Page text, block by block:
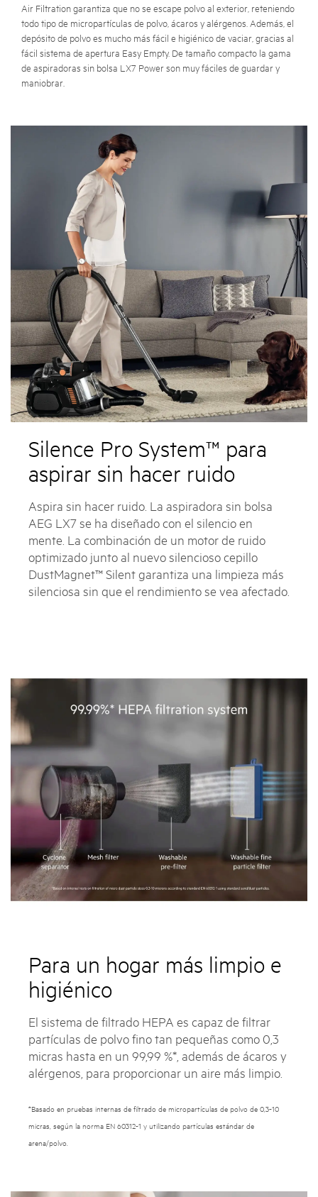
Air Filtration garantiza que no se escape polvo al exterior, reteniendo
todo tipo de micropartículas de polvo, ácaros y alérgenos. Además, el
depósito de polvo es mucho más fácil e higiénico de vaciar, gracias al
fácil sistema de apertura Easy Empty. De tamaño compacto la gama
de aspiradoras sin bolsa LX7 Power son muy fáciles de guardar y
maniobrar.
Silence Pro System™ para
aspirar sin hacer ruido
Aspira sin hacer ruido. La aspiradora sin bolsa
AEG LX7 se ha diseñado con el silencio en
mente. La combinación de un motor de ruido
optimizado junto al nuevo silencioso cepillo
DustMagnet™ Silent garantiza una limpieza más
silenciosa sin que el rendimiento se vea afectado.
Para un hogar más limpio e
higiénico
El sistema de filtrado HEPA es capaz de filtrar
partículas de polvo fino tan pequeñas como 0,3
micras hasta en un 99,99 %*, además de ácaros y
alérgenos, para proporcionar un aire más limpio.
*Basado en pruebas internas de filtrado de micropartículas de polvo de 0,3-10
micras, según la norma EN 60312-1 y utilizando partículas estándar de
arena/polvo.